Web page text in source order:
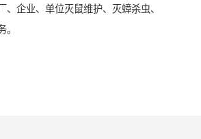
、企业、单位灭鼠维护、灭蟑杀虫、
。